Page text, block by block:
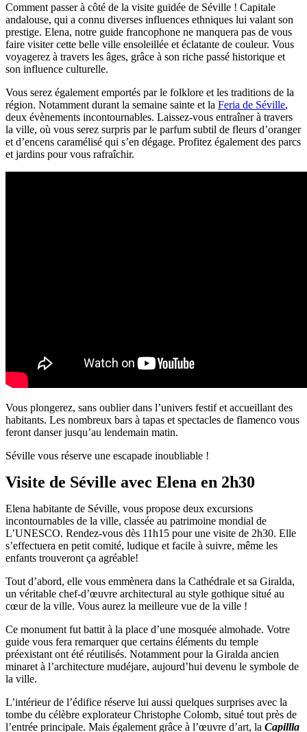
Comment passer à côté de la visite guidée de Séville ! Capitale
andalouse, qui a connu diverses influences ethniques lui valant son
prestige. Elena, notre guide francophone ne manquera pas de vous
faire visiter cette belle ville ensoleillée et éclatante de couleur. Vous
voyagerez à travers les âges, grâce à son riche passé historique et
son influence culturelle.
Vous serez également emportés par le folklore et les traditions de la
région. Notamment durant la semaine sainte et la Feria de Séville,
deux évènements incontournables. Laissez-vous entraîner à travers
la ville, où vous serez surpris par le parfum subtil de fleurs d’oranger
et d’encens caramélisé qui s’en dégage. Profitez également des parcs
et jardins pour vous rafraîchir.
Vous plongerez, sans oublier dans l’univers festif et accueillant des
habitants. Les nombreux bars à tapas et spectacles de flamenco vous
feront danser jusqu’au lendemain matin.
Séville vous réserve une escapade inoubliable !
Visite de Séville avec Elena en 2h30
Elena habitante de Séville, vous propose deux excursions
incontournables de la ville, classée au patrimoine mondial de
L’UNESCO. Rendez-vous dès 11h15 pour une visite de 2h30. Elle
s’effectuera en petit comité, ludique et facile à suivre, même les
enfants trouveront ça agréable!
Tout d’abord, elle vous emmènera dans la Cathédrale et sa Giralda,
un véritable chef-d’œuvre architectural au style gothique situé au
cœur de la ville. Vous aurez la meilleure vue de la ville !
Ce monument fut battit à la place d’une mosquée almohade. Votre
guide vous fera remarquer que certains éléments du temple
préexistant ont été réutilisés. Notamment pour la Giralda ancien
minaret à l’architecture mudéjare, aujourd’hui devenu le symbole de
la ville.
L’intérieur de l’édifice réserve lui aussi quelques surprises avec la
tombe du célèbre explorateur Christophe Colomb, situé tout près de
l’entrée principale. Mais également grâce à l’œuvre d’art, la Capillla